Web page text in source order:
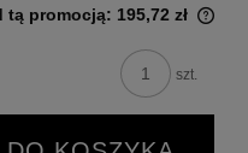
tą promocją: 195,72 zł
szt.